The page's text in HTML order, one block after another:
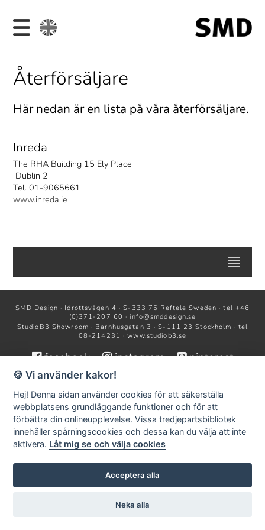
Återförsäljare
Här nedan är en lista på våra återförsäljare.
Inreda
The RHA Building 15 Ely Place
Dublin 2
Tel. 01-9065661
www.inreda.ie
SMD Design · Idrottsvägen 4 · S-333 75 Reftele Sweden · tel +46
(0)371-207 60 ·info@smddesign.se
StudioB3 Showroom · Barnhusgatan 3 · S-111 23 Stockholm · tel
08-214231 ·www.studiob3.se
facebook instagram pinterest
© SMD Design AB | Publiceringsverktyg:KEYnet
🍪 Vi använder kakor!
Hej! Denna sidan använder cookies för att säkerställa
webbplatsens grundläggande funktioner och för att
förbättra din onlineupplevelse. Vissa tredjepartsbibliotek
innehåller spårningscookies och dessa kan du välja att inte
aktivera. Låt mig se och välja cookies
Acceptera alla
Neka alla